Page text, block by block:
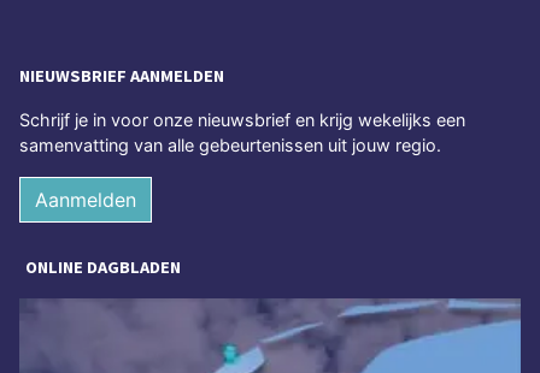
NIEUWSBRIEF AANMELDEN
Schrijf je in voor onze nieuwsbrief en krijg wekelijks een
samenvatting van alle gebeurtenissen uit jouw regio.
Aanmelden
ONLINE DAGBLADEN